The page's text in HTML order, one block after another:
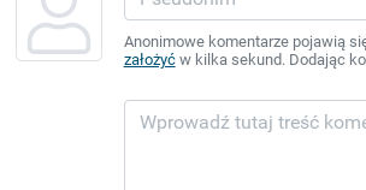
Anonimowe komentarze pojawią
założyćw kilka sekund. Dodając